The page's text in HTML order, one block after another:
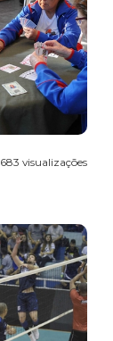
683 visualizações